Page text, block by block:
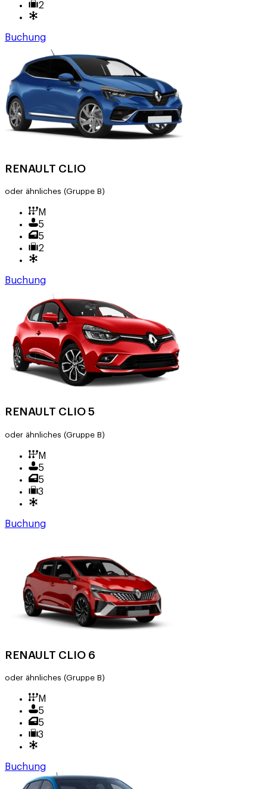
2
Buchung
RENAULT CLIO
oder ähnliches (Gruppe B)
M
5
5
2
Buchung
RENAULT CLIO 5
oder ähnliches (Gruppe B)
M
5
5
3
Buchung
RENAULT CLIO 6
oder ähnliches (Gruppe B)
M
5
5
3
Buchung